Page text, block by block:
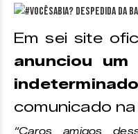
Em sei site
anunciou
comunicado
“Caros amigos